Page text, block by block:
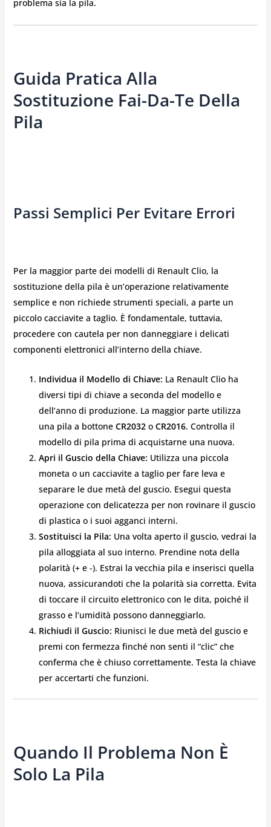
problema sia la pila.
Guida Pratica Alla
Sostituzione Fai-Da-Te Della
Pila
Passi Semplici Per Evitare Errori
Per la maggior parte dei modelli di Renault Clio, la
sostituzione della pila è un’operazione relativamente
semplice e non richiede strumenti speciali, a parte un
piccolo cacciavite a taglio. È fondamentale, tuttavia,
procedere con cautela per non danneggiare i delicati
componenti elettronici all’interno della chiave.
Individua il Modello di Chiave: La Renault Clio ha
diversi tipi di chiave a seconda del modello e
dell’anno di produzione. La maggior parte utilizza
una pila a bottone CR2032o CR2016. Controlla il
modello di pila prima di acquistarne una nuova.
Apri il Guscio della Chiave: Utilizza una piccola
moneta o un cacciavite a taglio per fare leva e
separare le due metà del guscio. Esegui questa
operazione con delicatezza per non rovinare il guscio
di plastica o i suoi agganci interni.
Sostituisci la Pila: Una volta aperto il guscio, vedrai la
pila alloggiata al suo interno. Prendine nota della
polarità (+ e -). Estrai la vecchia pila e inserisci quella
nuova, assicurandoti che la polarità sia corretta. Evita
di toccare il circuito elettronico con le dita, poiché il
grasso e l’umidità possono danneggiarlo.
Richiudi il Guscio: Riunisci le due metà del guscio e
premi con fermezza finché non senti il “clic” che
conferma che è chiuso correttamente. Testa la chiave
per accertarti che funzioni.
Quando Il Problema Non È
Solo La Pila